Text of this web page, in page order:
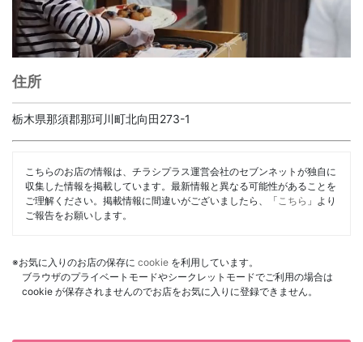
住所
栃木県那須郡那珂川町北向田273-1
こちらのお店の情報は、チラシプラス運営会社のセブンネットが独自に
収集した情報を掲載しています。最新情報と異なる可能性があることを
ご理解ください。掲載情報に間違いがございましたら、「 こちら 」より
ご報告をお願いします。
※お気に入りのお店の保存に cookie を利用しています。
ブラウザのプライベートモードやシークレットモードでご利用の場合は
cookie が保存されませんのでお店をお気に入りに登録できません。